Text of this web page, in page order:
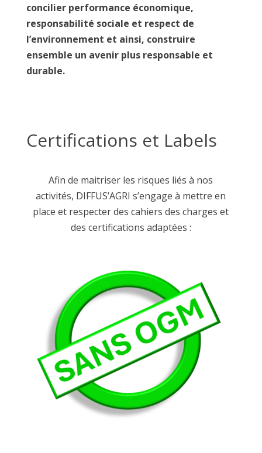
concilier performance économique,
responsabilité sociale et respect de
l’environnement et ainsi, construire
ensemble un avenir plus responsable et
durable.
Certifications et Labels
Afin de maitriser les risques liés à nos
activités, DIFFUS’AGRI s’engage à mettre en
place et respecter des cahiers des charges et
des certifications adaptées :